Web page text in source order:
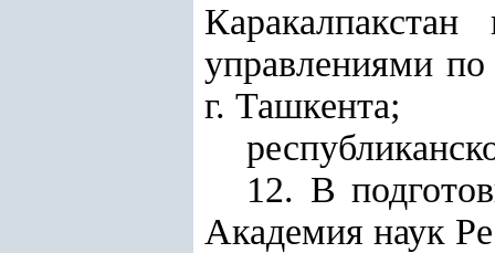
управлениями
г. Ташкента;
12. В
Академия наук